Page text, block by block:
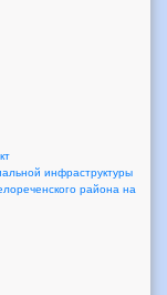
инфраструктуры
района на